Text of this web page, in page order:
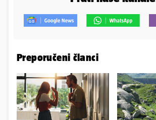
Preporučeni članci